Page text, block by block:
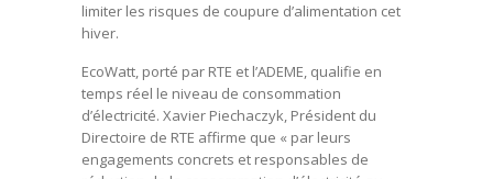
limiter les risques de coupure d’alimentation cet
hiver.
EcoWatt, porté par RTE et l’ADEME, qualifie en
temps réel le niveau de consommation
d’électricité. Xavier Piechaczyk, Président du
Directoire de RTE affirme que « par leurs
engagements concrets et responsables de